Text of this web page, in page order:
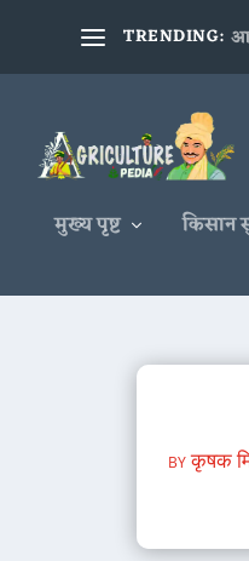
TRENDING:
मुख्य पृष्ट किसान
byकृषक